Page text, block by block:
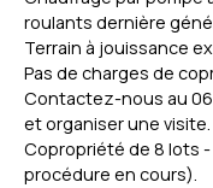
roulants dernière
Terrain à jouissance
Pas de charges de
Contactez-nous au 06
et organiser une visite.
Copropriété de 8 lots
procédure en cours).